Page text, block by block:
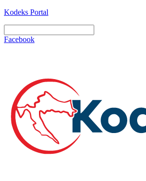
Kodeks Portal
Facebook